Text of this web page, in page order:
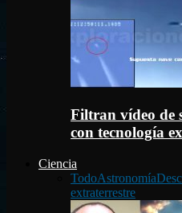
Filtran vídeo de
con tecnología
Ciencia
TodoAstronomía
extraterrestre